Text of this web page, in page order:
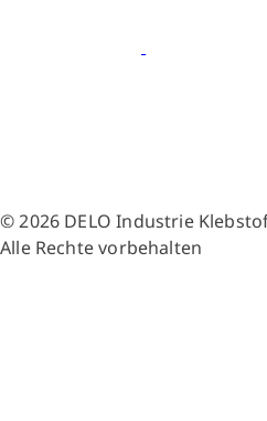
© 2026 DELO Industrie
Alle Rechte vorbehalten